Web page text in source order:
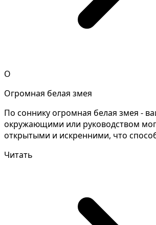
О
Огромная белая змея
По соннику огромная белая змея -
окружающими или руководством
открытыми и искренними, что
Читать